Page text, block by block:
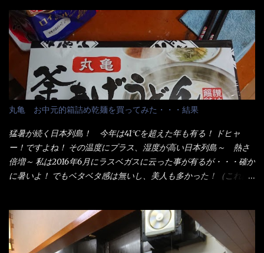
でる～ でもコレって食べきるまで湯に浸かっているわけで、最
初と最後では麺の固さというかコシが違う！ だったら湯なんか要
らないじゃん！ 茹で上げ直後の麺だけいいよ！となるでしょ
う。 事前にググって調べたら、やっぱり＜湯無し＞注文は、裏注
文方法としてあるらしい。 それと店員によっては、理解出来ない
者も居るらしい云う事。 そこでランチ混雑前に、行くのが店への
配慮でもある。 11:20 店内に入り・・・『釜揚げうどん得を湯ナ
シで！』と注文したら、近場にいたオッサン店員はキョトンとし
た顔『湯なし？』（これだ全く理解していないな） すると茹で方
の若い女性店員が『いい！いい！！』とオッサンを向こうへやっ
た。 でサッサと、木桶を用意してうどんだけ入れて出して来まし
た。 な～るほど、この事か・・・ で今日の2021年後半1回目のサ
＞サイズを食べられるか？である。 前回も、大しか食べていない
からね、得がどれくらいの満腹度になるのか？ この得サイズの木
桶は、銭湯で使う洗い桶サイズだなぁ～ この木桶サイズに、満々
丸亀 お中元的箱詰め乾麺を買ってみた・・・結果
猛暑が続く日本列島！ 今年は41℃を超えた年も有る！ ドヒャ
ー！ですよね！ その温度にプラス、湿度が高い日本列島～ 熱さ
倍増～ 私は2016年6月にラスベガスに云った事が有るが・・・確か
に暑いよ！ でもベタベタ感は無いし、美人も多かった！（これは
中元は、丁度お盆の夏場に日頃お世話になっている方への＜ご挨
拶＞としての贈り物の習慣です。 今では、大分廃れてしまってい
るかと・・・小生もお中元やお歳暮など送った事は無い！（キッ